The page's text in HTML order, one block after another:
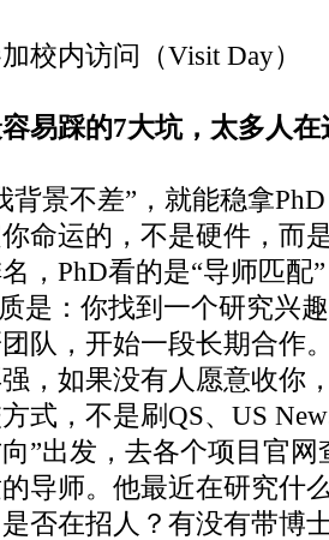
校内访问（Visit Day）
易踩的7大坑，太多人在
背景不差”，就能稳拿
命运的，不是硬件，而
，PhD看的是“导师匹配”
是：你找到一个研究兴
队，开始一段长期合作
，如果没有人愿意收你
式，不是刷QS、US
”出发，去各个项目官网
导师。他最近在研究什
否在招人？有没有带博